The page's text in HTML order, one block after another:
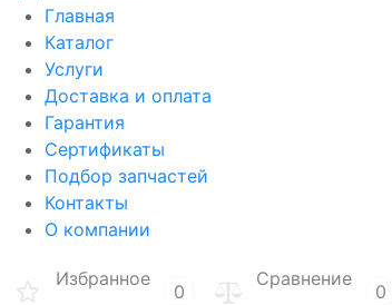
Главная
Каталог
Услуги
Доставка и оплата
Гарантия
Сертификаты
Подбор запчастей
Контакты
О компании
Избранное
0
Сравнение
0